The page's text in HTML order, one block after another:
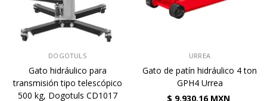
DOGOTULS
Gato hidráulico para
transmisión tipo telescópico
500 kg, Dogotuls CD1017
URREA
Gato de patín hidráulico 4 ton
GPH4 Urrea
$ 9,930.16 MXN